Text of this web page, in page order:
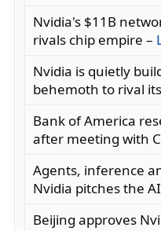
Nvidia's $11B
rivals chip empire –
Nvidia is quietly
behemoth to rival
Bank of America
after meeting with
Agents, inference
Nvidia pitches the
Beijing approves